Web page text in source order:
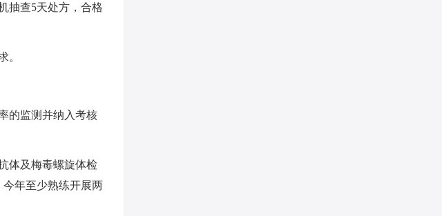
抽查5天处方，合格
。
的监测并纳入考核
体及梅毒螺旋体检
年至少熟练开展两